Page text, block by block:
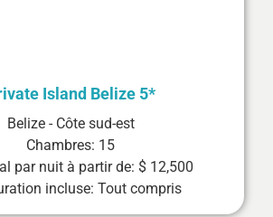
Island Belize 5*
Belize - Côte sud-est
Chambres: 15
par nuit à partir de: $ 12,500
incluse: Tout compris